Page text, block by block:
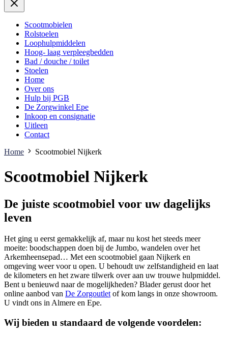
Scootmobielen
Rolstoelen
Loophulpmiddelen
Hoog- laag verpleegbedden
Bad / douche / toilet
Stoelen
Home
Over ons
Hulp bij PGB
De Zorgwinkel Epe
Inkoop en consignatie
Uitleen
Contact
Home
Scootmobiel Nijkerk
Scootmobiel Nijkerk
De juiste scootmobiel voor uw dagelijks
leven
Het ging u eerst gemakkelijk af, maar nu kost het steeds meer
moeite: boodschappen doen bij de Jumbo, wandelen over het
Arkemheensepad… Met een scootmobiel gaan Nijkerk en
omgeving weer voor u open. U behoudt uw zelfstandigheid en laat
de kilometers en het zware tilwerk over aan uw trouwe hulpmiddel.
Bent u benieuwd naar de mogelijkheden? Blader gerust door het
online aanbod van De Zorgoutletof kom langs in onze showroom.
U vindt ons in Almere en Epe.
Wij bieden u standaard de volgende voordelen: